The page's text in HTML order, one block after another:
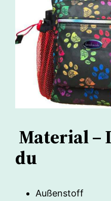
Material –
du
Außenstoff